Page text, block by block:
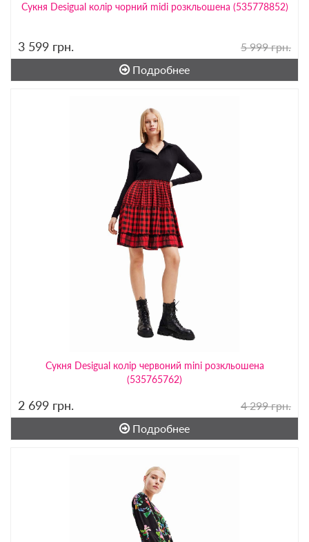
Сукня Desigual колір чорний midi розкльошена (535778852)
3 599 грн.
5 999 грн.
Подробнее
Сукня Desigual колір червоний mini розкльошена
(535765762)
2 699 грн.
4 299 грн.
Подробнее